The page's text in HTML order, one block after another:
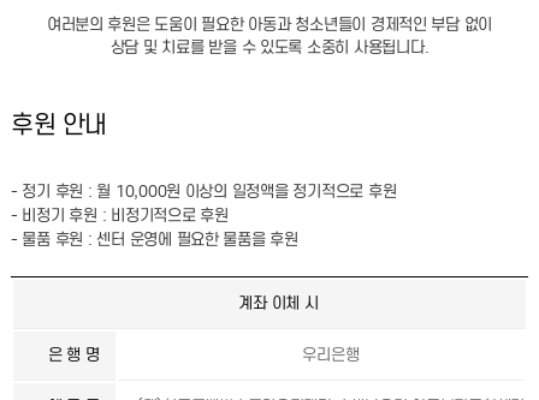
여러분의 후원은 도움이 필요한 아동과 청소년들이 경제적인 부담 없이
상담 및 치료를 받을 수 있도록 소중히 사용됩니다.
후원 안내
- 정기 후원 : 월 10,000원 이상의 일정액을 정기적으로 후원
- 비정기 후원 : 비정기적으로 후원
- 물품 후원 : 센터 운영에 필요한 물품을 후원
계좌 이체 시
은 행 명 우리은행